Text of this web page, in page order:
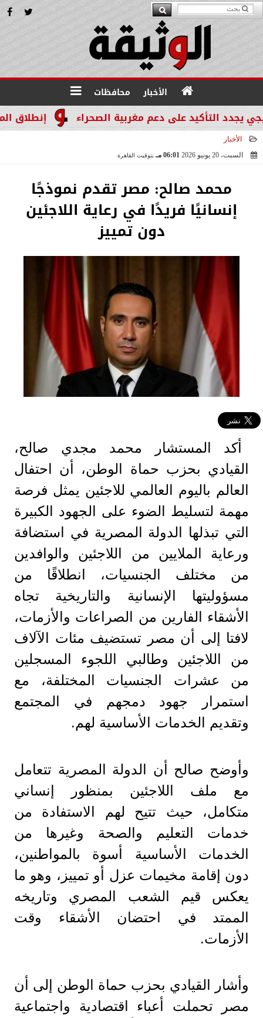
الأخبار محافظات
إنطلاق المرحله الثالثة بالموجة التأكيد على دعم مغربية الصحراء
الأخبار
السبت، 20 يونيو 2026
06:01 مـ بتوقيت القاهرة
محمد صالح: مصر تقدم نموذجًا
إنسانيًا فريدًا في رعاية اللاجئين
دون تمييز
أكد المستشار محمد مجدي صالح،
القيادي بحزب حماة الوطن، أن احتفال
العالم باليوم العالمي للاجئين يمثل فرصة
مهمة لتسليط الضوء على الجهود الكبيرة
التي تبذلها الدولة المصرية في استضافة
ورعاية الملايين من اللاجئين والوافدين
من مختلف الجنسيات، انطلاقًا من
مسؤوليتها الإنسانية والتاريخية تجاه
الأشقاء الفارين من الصراعات والأزمات،
لافتا إلى أن مصر تستضيف مئات الآلاف
من اللاجئين وطالبي اللجوء المسجلين
من عشرات الجنسيات المختلفة، مع
استمرار جهود دمجهم في المجتمع
وتقديم الخدمات الأساسية لهم.
وأوضح صالح أن الدولة المصرية تتعامل
مع ملف اللاجئين بمنظور إنساني
متكامل، حيث تتيح لهم الاستفادة من
خدمات التعليم والصحة وغيرها من
الخدمات الأساسية أسوة بالمواطنين،
دون إقامة مخيمات عزل أو تمييز، وهو ما
يعكس قيم الشعب المصري وتاريخه
الممتد في احتضان الأشقاء وقت
الأزمات.
وأشار القيادي بحزب حماة الوطن إلى أن
مصر تحملت أعباء اقتصادية واجتماعية